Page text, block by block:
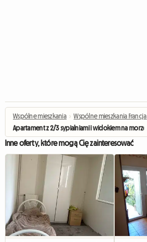
Wspólne mieszkania › Wspólne mieszkania Francja
Apartament z 2/3 sypialniami i widokiem na morze
Inne oferty, które mogą Cię zainteresować